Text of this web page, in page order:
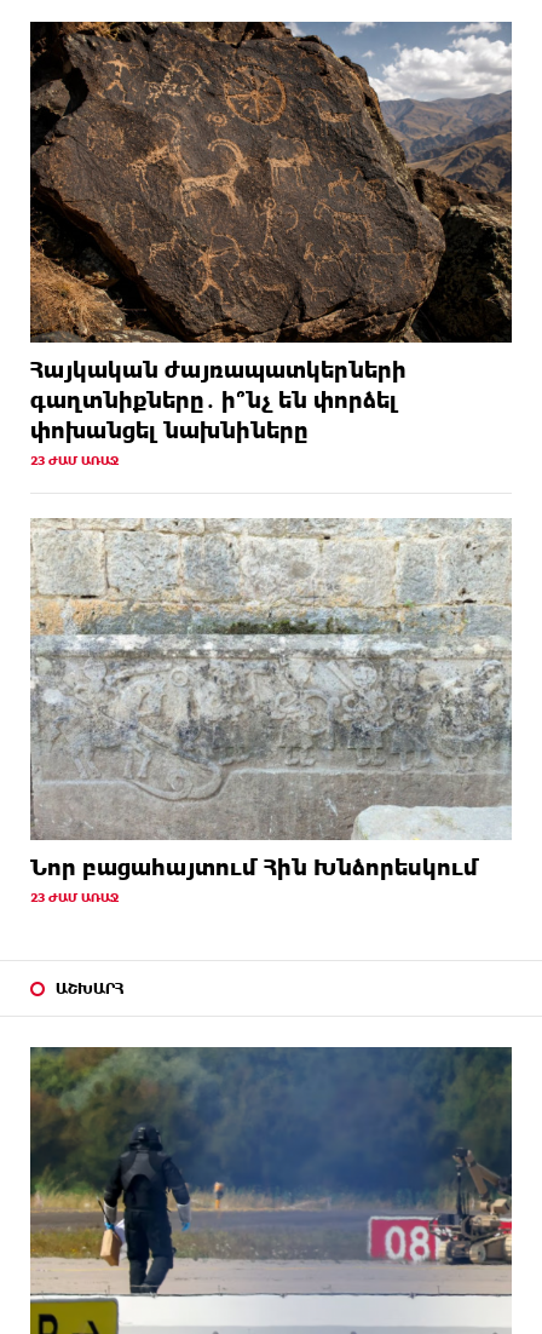
Հայկական ժայռապատկերների
գաղտնիքները․ ի՞նչ են փորձել
փոխանցել նախնիները
23 ԺԱՄ ԱՌԱՋ
Նոր բացահայտում Հին Խնձորեսկում
23 ԺԱՄ ԱՌԱՋ
ԱՇԽԱՐՀ